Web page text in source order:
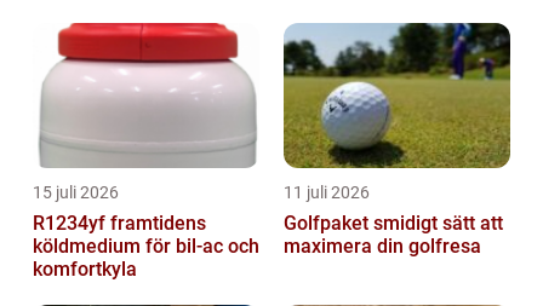
15 juli 2026
R1234yf framtidens
köldmedium för bil-ac och
komfortkyla
11 juli 2026
Golfpaket smidigt sätt att
maximera din golfresa